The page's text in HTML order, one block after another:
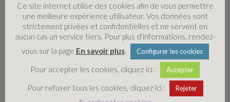
Petits pains burger
Ce site internet utilise des cookies afin de vous permettre
une meilleure expérience utilisateur. Vos données sont
strictement privées et confidentielles et ne servent en
aucun cas un service tiers. Pour plus d'informations, rendez-
vous sur la page En savoir plus. Configurer les cookies
Pour accepter les cookies, cliquez ici : Accepter
Pour refuser tous les cookies, cliquez ici : Rejeter